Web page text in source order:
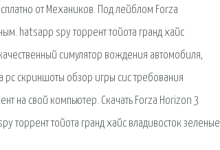
от Механиков. Под лейблом Forza
hatsapp spy торрент тойота гранд хайс
симулятор вождения автомобиля,
pc скриншоты обзор игры сис требования
на свой компьютер. Скачать Forza Horizon 3
торрент тойота гранд хайс владивосток зеленые